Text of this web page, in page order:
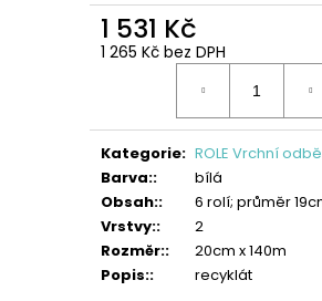
1 531 Kč
1 265 Kč bez DPH
Kategorie: ROLE Vrchní
Barva::
bílá
Obsah::
6 rolí; průměr
Vrstvy::
2
Rozměr::
20cm x 140m
Popis:: recyklát